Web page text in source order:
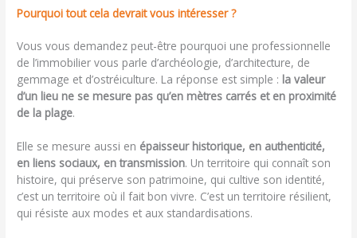
Pourquoi tout cela devrait vous intéresser ?
Vous vous demandez peut-être pourquoi une professionnelle
de l’immobilier vous parle d’archéologie, d’architecture, de
gemmage et d’ostréiculture. La réponse est simple : la valeur
d’un lieu ne se mesure pas qu’en mètres carrés et en proximité
de la plage.
Elle se mesure aussi en épaisseur historique, en authenticité,
en liens sociaux, en transmission. Un territoire qui connaît son
histoire, qui préserve son patrimoine, qui cultive son identité,
c’est un territoire où il fait bon vivre. C’est un territoire résilient,
qui résiste aux modes et aux standardisations.